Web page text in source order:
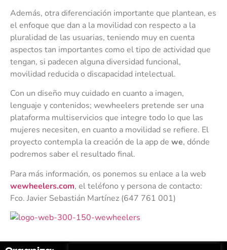
Además, otra diferenciación importante que plantean, es
el enfoque que dan a la movilidad con respecto a la
pluralidad de las usuarias, teniendo muy en cuenta
aspectos tan importantes como el tipo de actividad que
tengan, si padecen alguna diversidad funcional,
movilidad reducida o discapacidad intelectual.
Con un diseño muy cuidado en cuanto a imagen,
lenguaje y contenidos; wewheelers pretende ser una
plataforma multiservicios que integre todo lo que las
mujeres necesiten, en cuanto a movilidad se refiere. El
proyecto contempla la creación de la app de we, dónde
podremos saber el resultado final.
Para más información, os ponemos su enlace a la web
wewheelers.com, el teléfono y persona de contacto:
Fco. Javier Sebastián Martínez (647 761 001)